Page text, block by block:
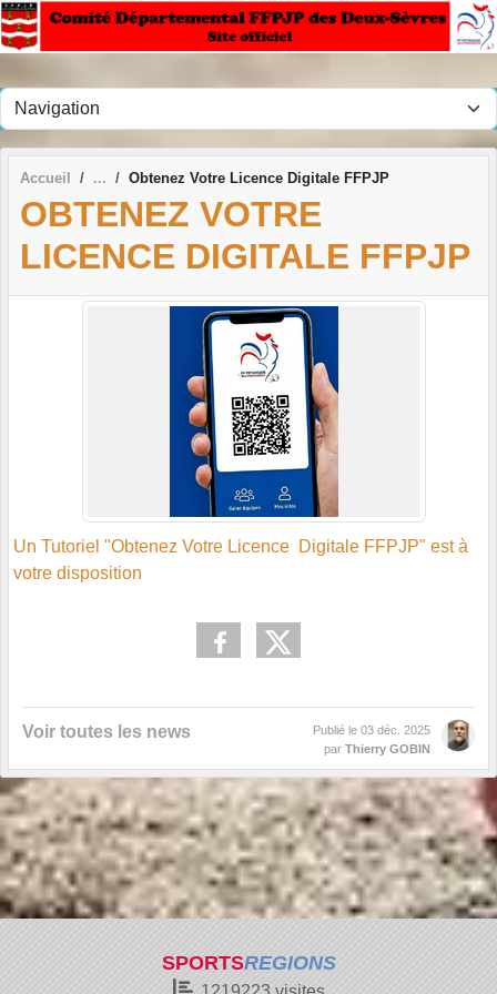
Accueil Obtenez Votre Licence Digitale FFPJP
OBTENEZ VOTRE
LICENCE DIGITALE FFPJP
Un Tutoriel "Obtenez Votre Licence Digitale FFPJP" est à
votre disposition
Voir toutes les news Publié le 03 déc. 2025
par Thierry GOBIN
SPORTSREGIONS
Panneau de gestion des cookies